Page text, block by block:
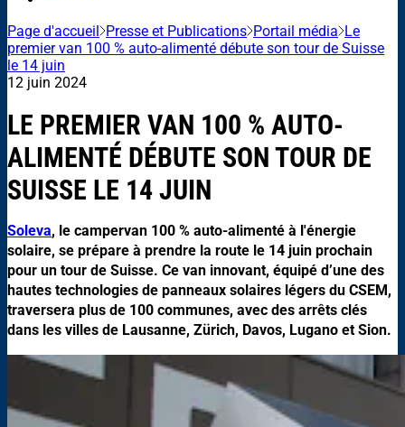
Page d'accueil Presse et Publications Portail média Le
premier van 100 % auto-alimenté débute son tour de Suisse
le 14 juin
12 juin 2024
LE PREMIER VAN 100 % AUTO-
ALIMENTÉ DÉBUTE SON TOUR DE
SUISSE LE 14 JUIN
Soleva, le campervan 100 % auto-alimenté à l'énergie
solaire, se prépare à prendre la route le 14 juin prochain
pour un tour de Suisse. Ce van innovant, équipé d’une des
hautes technologies de panneaux solaires légers du CSEM,
traversera plus de 100 communes, avec des arrêts clés
dans les villes de Lausanne, Zürich, Davos, Lugano et Sion.